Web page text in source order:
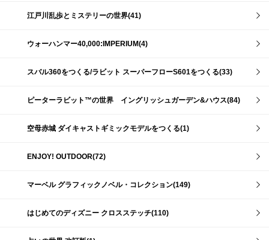
江戸川乱歩とミステリーの世界(41)
ウォーハンマー40,000:IMPERIUM(4)
スバル360をつくる/ラビット スーパーフローS601をつくる(33)
ピーターラビット™の世界 イングリッシュガーデン&ハウス(84)
空母赤城 ダイキャストギミックモデルをつくる(1)
ENJOY! OUTDOOR(72)
マーベル グラフィックノベル・コレクション(149)
はじめてのディズニー クロスステッチ(110)